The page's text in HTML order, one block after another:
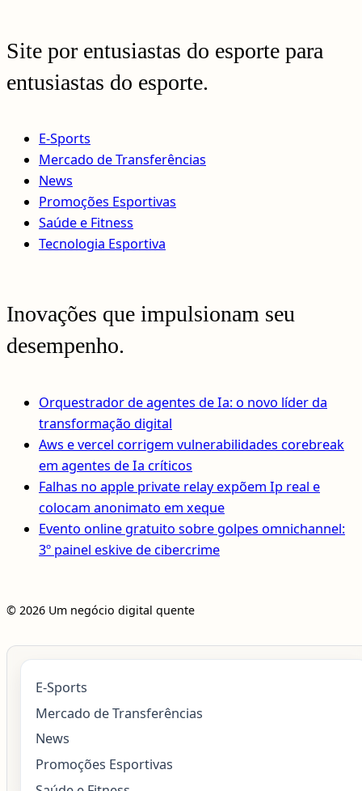
Site por entusiastas do esporte para
entusiastas do esporte.
E-Sports
Mercado de Transferências
News
Promoções Esportivas
Saúde e Fitness
Tecnologia Esportiva
Inovações que impulsionam seu
desempenho.
Orquestrador de agentes de Ia: o novo líder da
transformação digital
Aws e vercel corrigem vulnerabilidades corebreak
em agentes de Ia críticos
Falhas no apple private relay expõem Ip real e
colocam anonimato em xeque
Evento online gratuito sobre golpes omnichannel:
3º painel eskive de cibercrime
© 2026 Um negócio digital quente
E-Sports
Mercado de Transferências
News
Promoções Esportivas